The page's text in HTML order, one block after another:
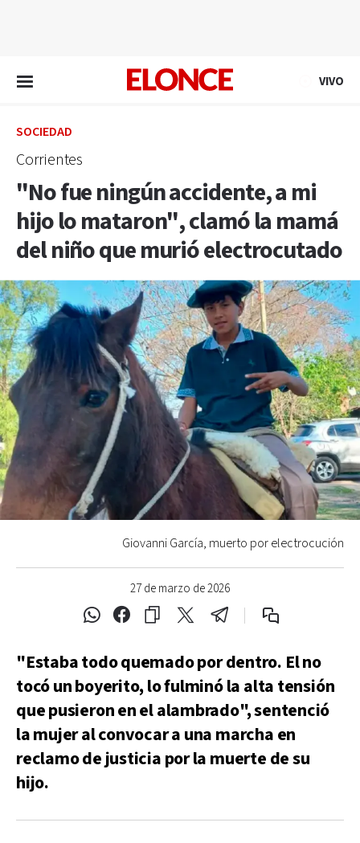
VIVO
SOCIEDAD
Corrientes
"No fue ningún accidente, a mi
hijo lo mataron", clamó la mamá
del niño que murió electrocutado
27 de marzo de 2026
Giovanni García, muerto por electrocución
"Estaba todo quemado por dentro. El no
tocó un boyerito, lo fulminó la alta tensión
que pusieron en el alambrado", sentenció
la mujer al convocar a una marcha en
reclamo de justicia por la muerte de su
hijo.